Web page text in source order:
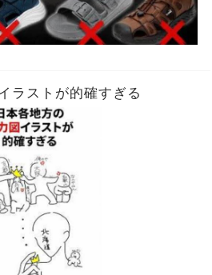
ラストが的確すぎる